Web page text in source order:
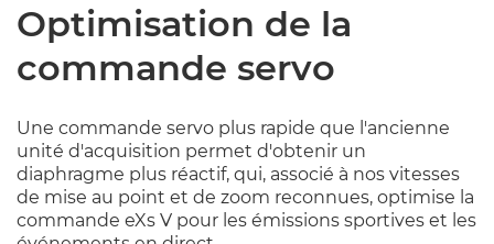
Optimisation de la
commande servo
Une commande servo plus rapide que l'ancienne
unité d'acquisition permet d'obtenir un
diaphragme plus réactif, qui, associé à nos vitesses
de mise au point et de zoom reconnues, optimise la
commande eXs V pour les émissions sportives et les